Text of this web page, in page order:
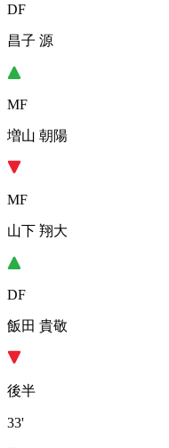
DF
昌子 源
MF
増山 朝陽
MF
山下 翔大
DF
飯田 貴敬
後半
33'